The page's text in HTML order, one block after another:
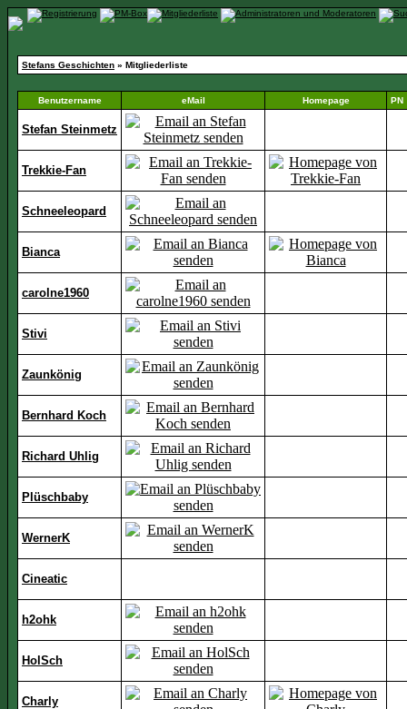
Stefans Geschichten » Mitgliederliste
Benutzername eMail Homepage PN
Stefan Steinmetz
Trekkie-Fan
Schneeleopard
Bianca
carolne1960
Stivi
Zaunkönig
Bernhard Koch
Richard Uhlig
Plüschbaby
WernerK
Cineatic
h2ohk
HolSch
Charly